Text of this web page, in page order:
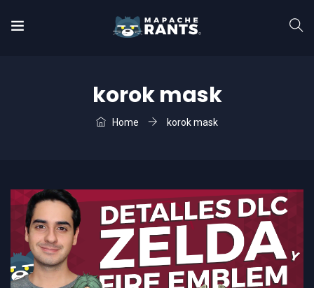
korok mask
Home korok mask